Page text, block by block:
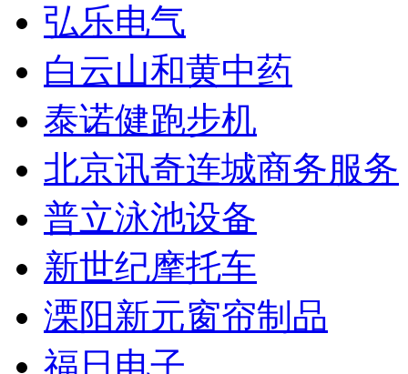
弘乐电气
白云山和黄中药
泰诺健跑步机
北京讯奇连城商务服务
普立泳池设备
新世纪摩托车
溧阳新元窗帘制品
福日电子